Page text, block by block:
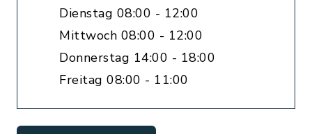
Dienstag 08:00 - 12:00
Mittwoch 08:00 - 12:00
Donnerstag 14:00 - 18:00
Freitag 08:00 - 11:00